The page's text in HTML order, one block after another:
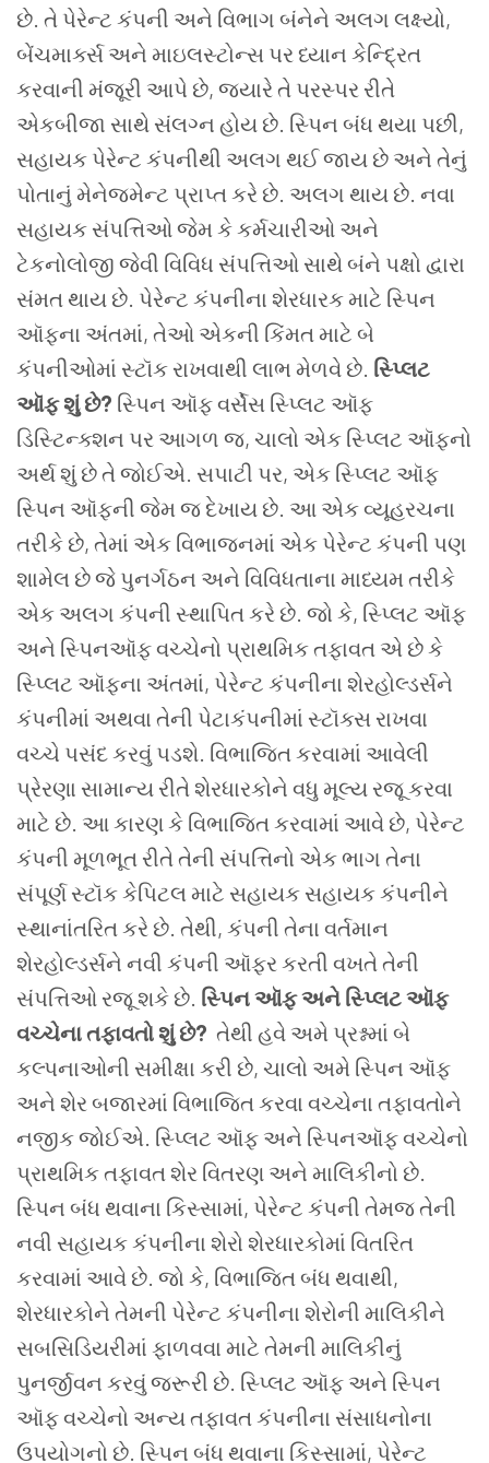
છે. તે પેરેન્ટ કંપની અને વિભાગ બંનેને અલગ લક્ષ્યો,
બેંચમાર્ક્સ અને માઇલસ્ટોન્સ પર ધ્યાન કેન્દ્રિત
કરવાની મંજૂરી આપે છે, જ્યારે તે પરસ્પર રીતે
એકબીજા સાથે સંલગ્ન હોય છે. સ્પિન બંધ થયા પછી,
સહાયક પેરેન્ટ કંપનીથી અલગ થઈ જાય છે અને તેનું
પોતાનું મેનેજમેન્ટ પ્રાપ્ત કરે છે. અલગ થાય છે. નવા
સહાયક સંપત્તિઓ જેમ કે કર્મચારીઓ અને
ટેકનોલોજી જેવી વિવિધ સંપત્તિઓ સાથે બંને પક્ષો દ્વારા
સંમત થાય છે. પેરેન્ટ કંપનીના શેરધારક માટે સ્પિન
ઑફના અંતમાં, તેઓ એકની કિંમત માટે બે
કંપનીઓમાં સ્ટૉક રાખવાથી લાભ મેળવે છે. સ્પ્લિટ
ઑફ શું છે? સ્પિન ઑફ વર્સેસ સ્પ્લિટ ઑફ
ડિસ્ટિન્ક્શન પર આગળ જ, ચાલો એક સ્પ્લિટ ઑફનો
અર્થ શું છે તે જોઈએ. સપાટી પર, એક સ્પ્લિટ ઑફ
સ્પિન ઑફની જેમ જ દેખાય છે. આ એક વ્યૂહરચના
તરીકે છે, તેમાં એક વિભાજનમાં એક પેરેન્ટ કંપની પણ
શામેલ છે જે પુનર્ગઠન અને વિવિધતાના માધ્યમ તરીકે
એક અલગ કંપની સ્થાપિત કરે છે. જો કે, સ્પ્લિટ ઑફ
અને સ્પિનઑફ વચ્ચેનો પ્રાથમિક તફાવત એ છે કે
સ્પ્લિટ ઑફના અંતમાં, પેરેન્ટ કંપનીના શેરહોલ્ડર્સને
કંપનીમાં અથવા તેની પેટાકંપનીમાં સ્ટૉક્સ રાખવા
વચ્ચે પસંદ કરવું પડશે. વિભાજિત કરવામાં આવેલી
પ્રેરણા સામાન્ય રીતે શેરધારકોને વધુ મૂલ્ય રજૂ કરવા
માટે છે. આ કારણ કે વિભાજિત કરવામાં આવે છે, પેરેન્ટ
કંપની મૂળભૂત રીતે તેની સંપત્તિનો એક ભાગ તેના
સંપૂર્ણ સ્ટૉક કેપિટલ માટે સહાયક સહાયક કંપનીને
સ્થાનાંતરિત કરે છે. તેથી, કંપની તેના વર્તમાન
શેરહોલ્ડર્સને નવી કંપની ઑફર કરતી વખતે તેની
સંપત્તિઓ રજૂ શકે છે. સ્પિન ઑફ અને સ્પ્લિટ ઑફ
વચ્ચેના તફાવતો શું છે? તેથી હવે અમે પ્રશ્નમાં બે
કલ્પનાઓની સમીક્ષા કરી છે, ચાલો અમે સ્પિન ઑફ
અને શેર બજારમાં વિભાજિત કરવા વચ્ચેના તફાવતોને
નજીક જોઈએ. સ્પ્લિટ ઑફ અને સ્પિનઑફ વચ્ચેનો
પ્રાથમિક તફાવત શેર વિતરણ અને માલિકીનો છે.
સ્પિન બંધ થવાના કિસ્સામાં, પેરેન્ટ કંપની તેમજ તેની
નવી સહાયક કંપનીના શેરો શેરધારકોમાં વિતરિત
કરવામાં આવે છે. જો કે, વિભાજિત બંધ થવાથી,
શેરધારકોને તેમની પેરેન્ટ કંપનીના શેરોની માલિકીને
સબસિડિયરીમાં ફાળવવા માટે તેમની માલિકીનું
પુનર્જીવન કરવું જરૂરી છે. સ્પ્લિટ ઑફ અને સ્પિન
ઑફ વચ્ચેનો અન્ય તફાવત કંપનીના સંસાધનોના
ઉપયોગનો છે. સ્પિન બંધ થવાના કિસ્સામાં, પેરેન્ટ